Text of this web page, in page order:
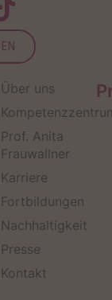
Über uns
Prof. Anita
Frauwallner
Karriere
Fortbildungen
Nachhaltigkeit
Presse
Kontakt